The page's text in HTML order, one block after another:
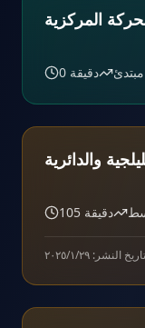
المركزية
0 دقيقة مبتدئ
105 دقيقة
تاريخ النشر: ٢٩‏/١‏/٢٠٢٥